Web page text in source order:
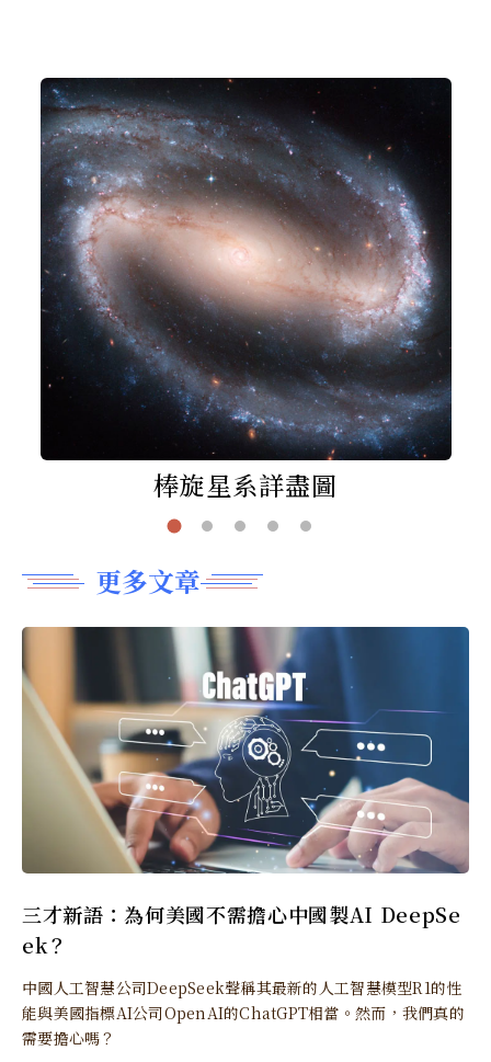
棒旋星系詳盡圖
更多文章
三才新語：為何美國不需擔心中國製AI DeepSe
ek？
中國人工智慧公司DeepSeek聲稱其最新的人工智慧模型R1的性
能與美國指標AI公司OpenAI的ChatGPT相當。然而，我們真的
需要擔心嗎？